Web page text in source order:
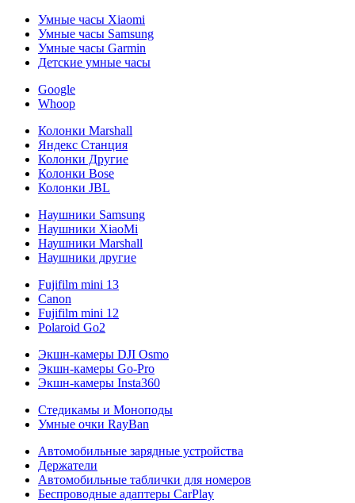
Умные часы Xiaomi
Умные часы Samsung
Умные часы Garmin
Детские умные часы
Google
Whoop
Колонки Marshall
Яндекс Станция
Колонки Другие
Колонки Bose
Колонки JBL
Наушники Samsung
Наушники XiaoMi
Наушники Marshall
Наушники другие
Fujifilm mini 13
Canon
Fujifilm mini 12
Polaroid Go2
Экшн-камеры DJI Osmo
Экшн-камеры Go-Pro
Экшн-камеры Insta360
Стедикамы и Моноподы
Умные очки RayBan
Автомобильные зарядные устройства
Держатели
Автомобильные таблички для номеров
Беспроводные адаптеры CarPlay